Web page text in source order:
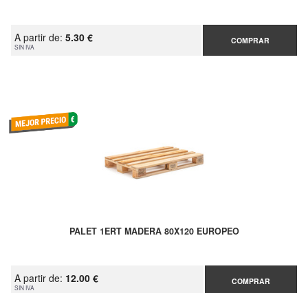
A partir de: 5.30 €
SIN IVA
COMPRAR
PALET 1ERT MADERA 80X120 EUROPEO
A partir de: 12.00 €
SIN IVA
COMPRAR